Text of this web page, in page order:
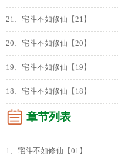
21、宅斗不如修仙【21】
20、宅斗不如修仙【20】
19、宅斗不如修仙【19】
18、宅斗不如修仙【18】
章节列表
1、宅斗不如修仙【01】